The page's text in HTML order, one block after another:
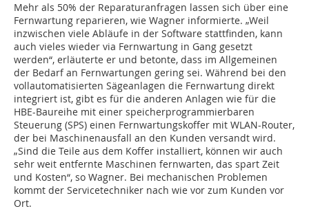
Mehr als 50% der Reparaturanfragen lassen sich über eine
Fernwartung reparieren, wie Wagner informierte. „Weil
inzwischen viele Abläufe in der Software stattfinden, kann
auch vieles wieder via Fernwartung in Gang gesetzt
werden“, erläuterte er und betonte, dass im Allgemeinen
der Bedarf an Fernwartungen gering sei. Während bei den
vollautomatisierten Sägeanlagen die Fernwartung direkt
integriert ist, gibt es für die anderen Anlagen wie für die
HBE-Baureihe mit einer speicherprogrammierbaren
Steuerung (SPS) einen Fernwartungskoffer mit WLAN-Router,
der bei Maschinenausfall an den Kunden versandt wird.
„Sind die Teile aus dem Koffer installiert, können wir auch
sehr weit entfernte Maschinen fernwarten, das spart Zeit
und Kosten“, so Wagner. Bei mechanischen Problemen
kommt der Servicetechniker nach wie vor zum Kunden vor
Ort.